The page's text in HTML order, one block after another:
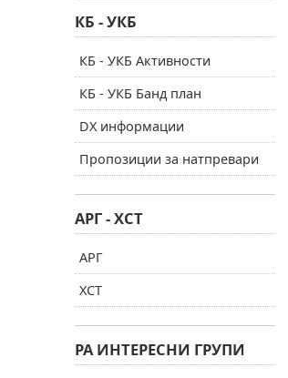
КБ - УКБ
КБ - УКБ Активности
КБ - УКБ Банд план
DX информации
Пропозиции за натпревари
АРГ - ХСТ
АРГ
ХСТ
РА ИНТЕРЕСНИ ГРУПИ